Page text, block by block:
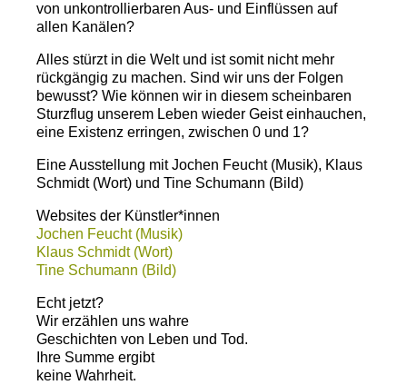
von unkontrollierbaren Aus- und Einflüssen auf
allen Kanälen?
Alles stürzt in die Welt und ist somit nicht mehr
rückgängig zu machen. Sind wir uns der Folgen
bewusst? Wie können wir in diesem scheinbaren
Sturzflug unserem Leben wieder Geist einhauchen,
eine Existenz erringen, zwischen 0 und 1?
Eine Ausstellung mit Jochen Feucht (Musik), Klaus
Schmidt (Wort) und Tine Schumann (Bild)
Websites der Künstler*innen
Jochen Feucht (Musik)
Klaus Schmidt (Wort)
Tine Schumann (Bild)
Echt jetzt?
Wir erzählen uns wahre
Geschichten von Leben und Tod.
Ihre Summe ergibt
keine Wahrheit.